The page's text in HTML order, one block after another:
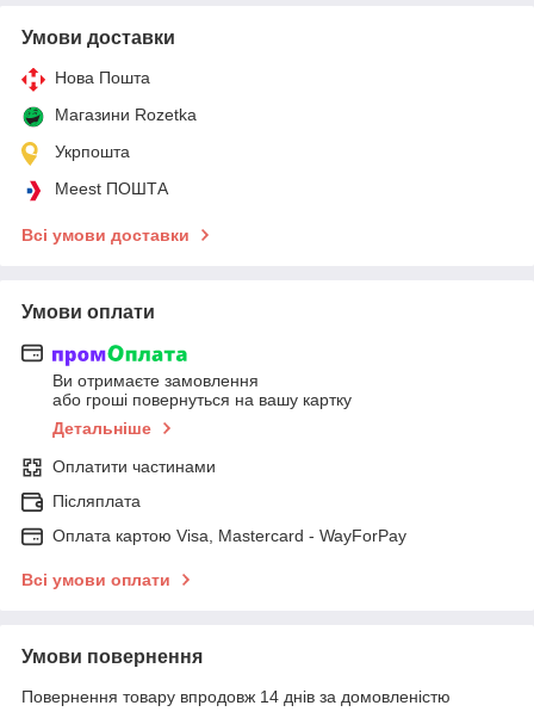
Умови доставки
Нова Пошта
Магазини Rozetka
Укрпошта
Meest ПОШТА
Всі умови доставки
Умови оплати
Ви отримаєте замовлення
або гроші повернуться на вашу картку
Детальніше
Оплатити частинами
Післяплата
Оплата картою Visa, Mastercard - WayForPay
Всі умови оплати
Умови повернення
Повернення товару впродовж 14 днів за домовленістю